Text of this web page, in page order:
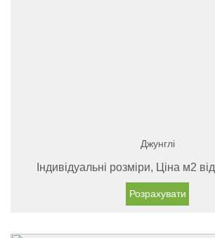
Джунглі
Індивідуальні розміри, Ціна м2 від
Розрахувати